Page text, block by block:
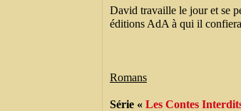
David travaille le jour et se
éditions AdA à qui il
Romans
Série « Les Contes